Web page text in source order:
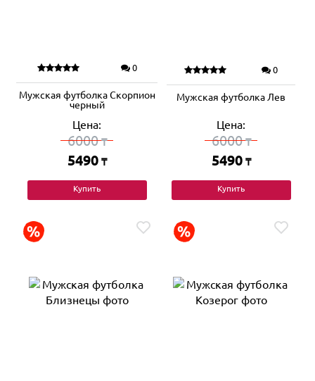
0
Мужская футболка Скорпион
черный
Цена:
6000₸
5490 ₸
Купить
0
Мужская футболка Лев
Цена:
6000₸
5490 ₸
Купить